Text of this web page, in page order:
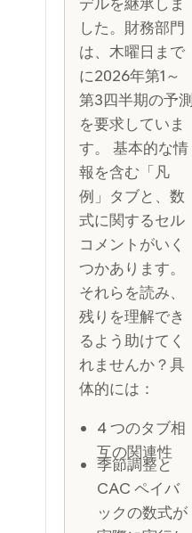
した。財務部門
は、木曜日まで
に2026年第1～
第3四半期の予測
を要求していま
す。 基本的な情
報を含む「凡
例」タブと、数
式に関するセル
コメントがいく
つかあります。
それらを読み、
残りを理解でき
るよう助けてく
れませんか？具
体的には：
4 つのタブ相
互の関連性
季節調整と
CAC ペイバ
ックの数式が